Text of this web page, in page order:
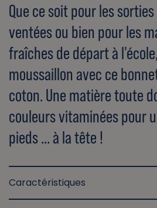
Que ce soit pour les
ventées ou bien pour les
fraîches de départ à
moussaillon avec ce
coton. Une matière toute
couleurs vitaminées pour
pieds ... à la tête !
Caractéristiques